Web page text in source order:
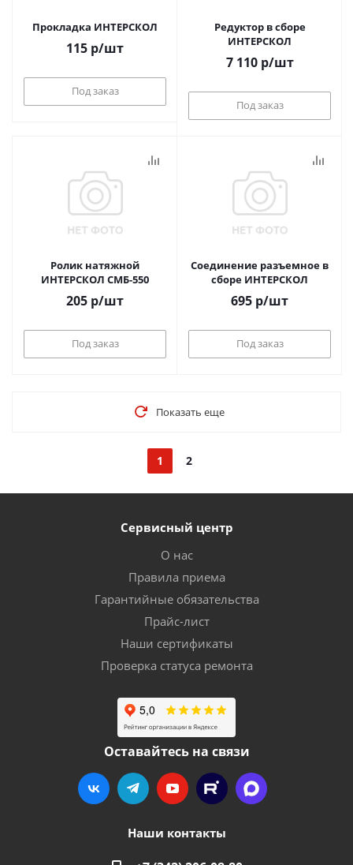
Прокладка ИНТЕРСКОЛ
115 р/шт
Под заказ
Редуктор в сборе
ИНТЕРСКОЛ
7 110р/шт
Под заказ
Ролик натяжной
ИНТЕРСКОЛ СМБ-550
205 р/шт
Под заказ
Соединение разъемное в
сборе ИНТЕРСКОЛ
695 р/шт
Под заказ
Показать еще
1 2
Сервисный центр
О нас
Правила приема
Гарантийные обязательства
Прайс-лист
Наши сертификаты
Проверка статуса ремонта
Оставайтесь на связи
Наши контакты